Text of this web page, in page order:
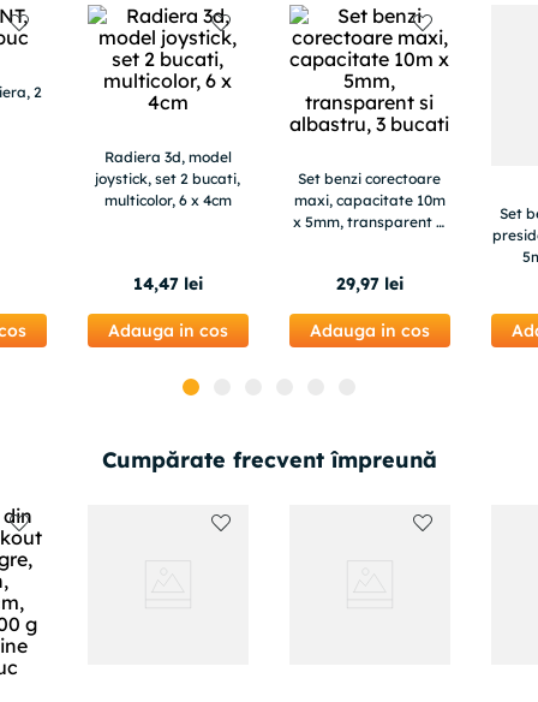
2
Radiera 3d, model
joystick, set 2 bucati,
multicolor, 6 x 4cm
14,47 lei
Adauga in cos
Set benzi corectoare
maxi, capacitate 10m
x 5mm, transparent si
29,97 lei
Adauga in cos
Set
Cumpărate frecvent împreună